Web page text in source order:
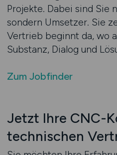
Projekte. Dabei sind Sie
sondern Umsetzer. Sie
Vertrieb beginnt da, wo
Substanz, Dialog und
Zum Jobfinder
Jetzt Ihre CNC-
technischen